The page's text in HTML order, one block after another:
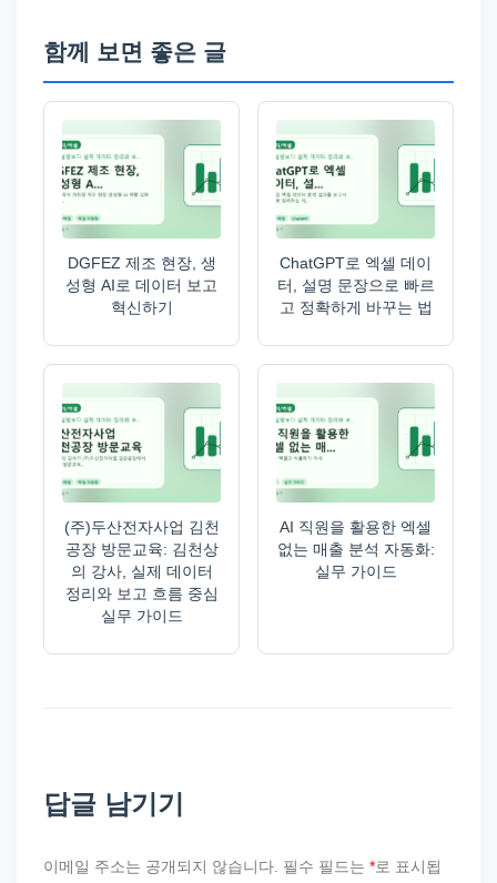
함께 보면 좋은 글
DGFEZ 제조 현장, 생
성형 AI로 데이터 보고
혁신하기
ChatGPT로 엑셀 데이
터, 설명 문장으로 빠르
고 정확하게 바꾸는 법
(주)두산전자사업 김천
공장 방문교육: 김천상
의 강사, 실제 데이터
정리와 보고 흐름 중심
실무 가이드
AI 직원을 활용한 엑셀
없는 매출 분석 자동화:
실무 가이드
답글 남기기
이메일 주소는 공개되지 않습니다. 필수 필드는 *로 표시됩